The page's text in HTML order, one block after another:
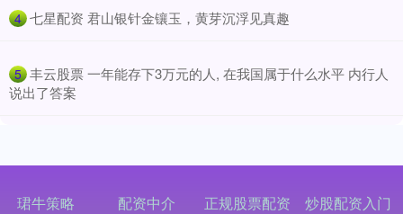
4 ​七星配资 君山银针金镶玉，黄芽沉浮见真趣
5 ​丰云股票 一年能存下3万元的人, 在我国属于什么水平 内行人
说出了答案
珺牛策略 配资中介
正规股票配资
炒股配资入门